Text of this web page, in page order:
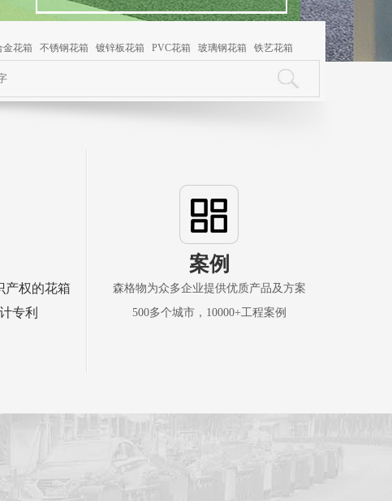
金花箱 不锈钢花箱 镀锌板花箱 PVC花箱 玻璃钢花箱 铁艺花箱
产权的花箱
专利
案例
森格物为众多企业提供优质产品及方案
500多个城市，10000+工程案例